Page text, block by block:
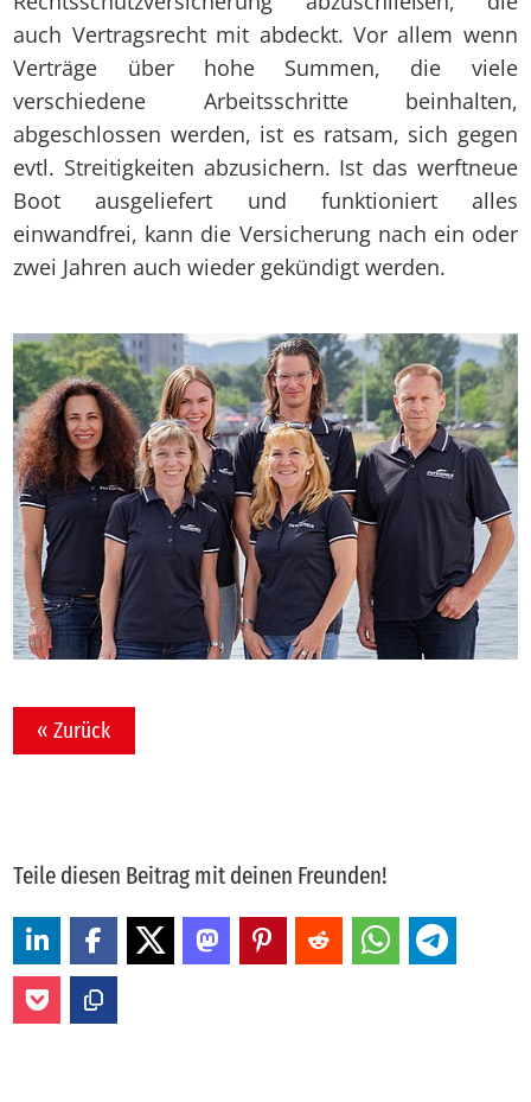
auch Vertragsrecht mit abdeckt. Vor allem wenn
Verträge über hohe Summen, die viele
verschiedene Arbeitsschritte beinhalten,
abgeschlossen werden, ist es ratsam, sich gegen
evtl. Streitigkeiten abzusichern. Ist das werftneue
Boot ausgeliefert und funktioniert alles
einwandfrei, kann die Versicherung nach ein oder
zwei Jahren auch wieder gekündigt werden.
« Zurück
Teile diesen Beitrag mit deinen Freunden!